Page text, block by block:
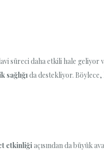
süreci daha etkili hale geliyor
sağlığıda destekliyor. Böylece,
etkinliğiaçısından da büyük